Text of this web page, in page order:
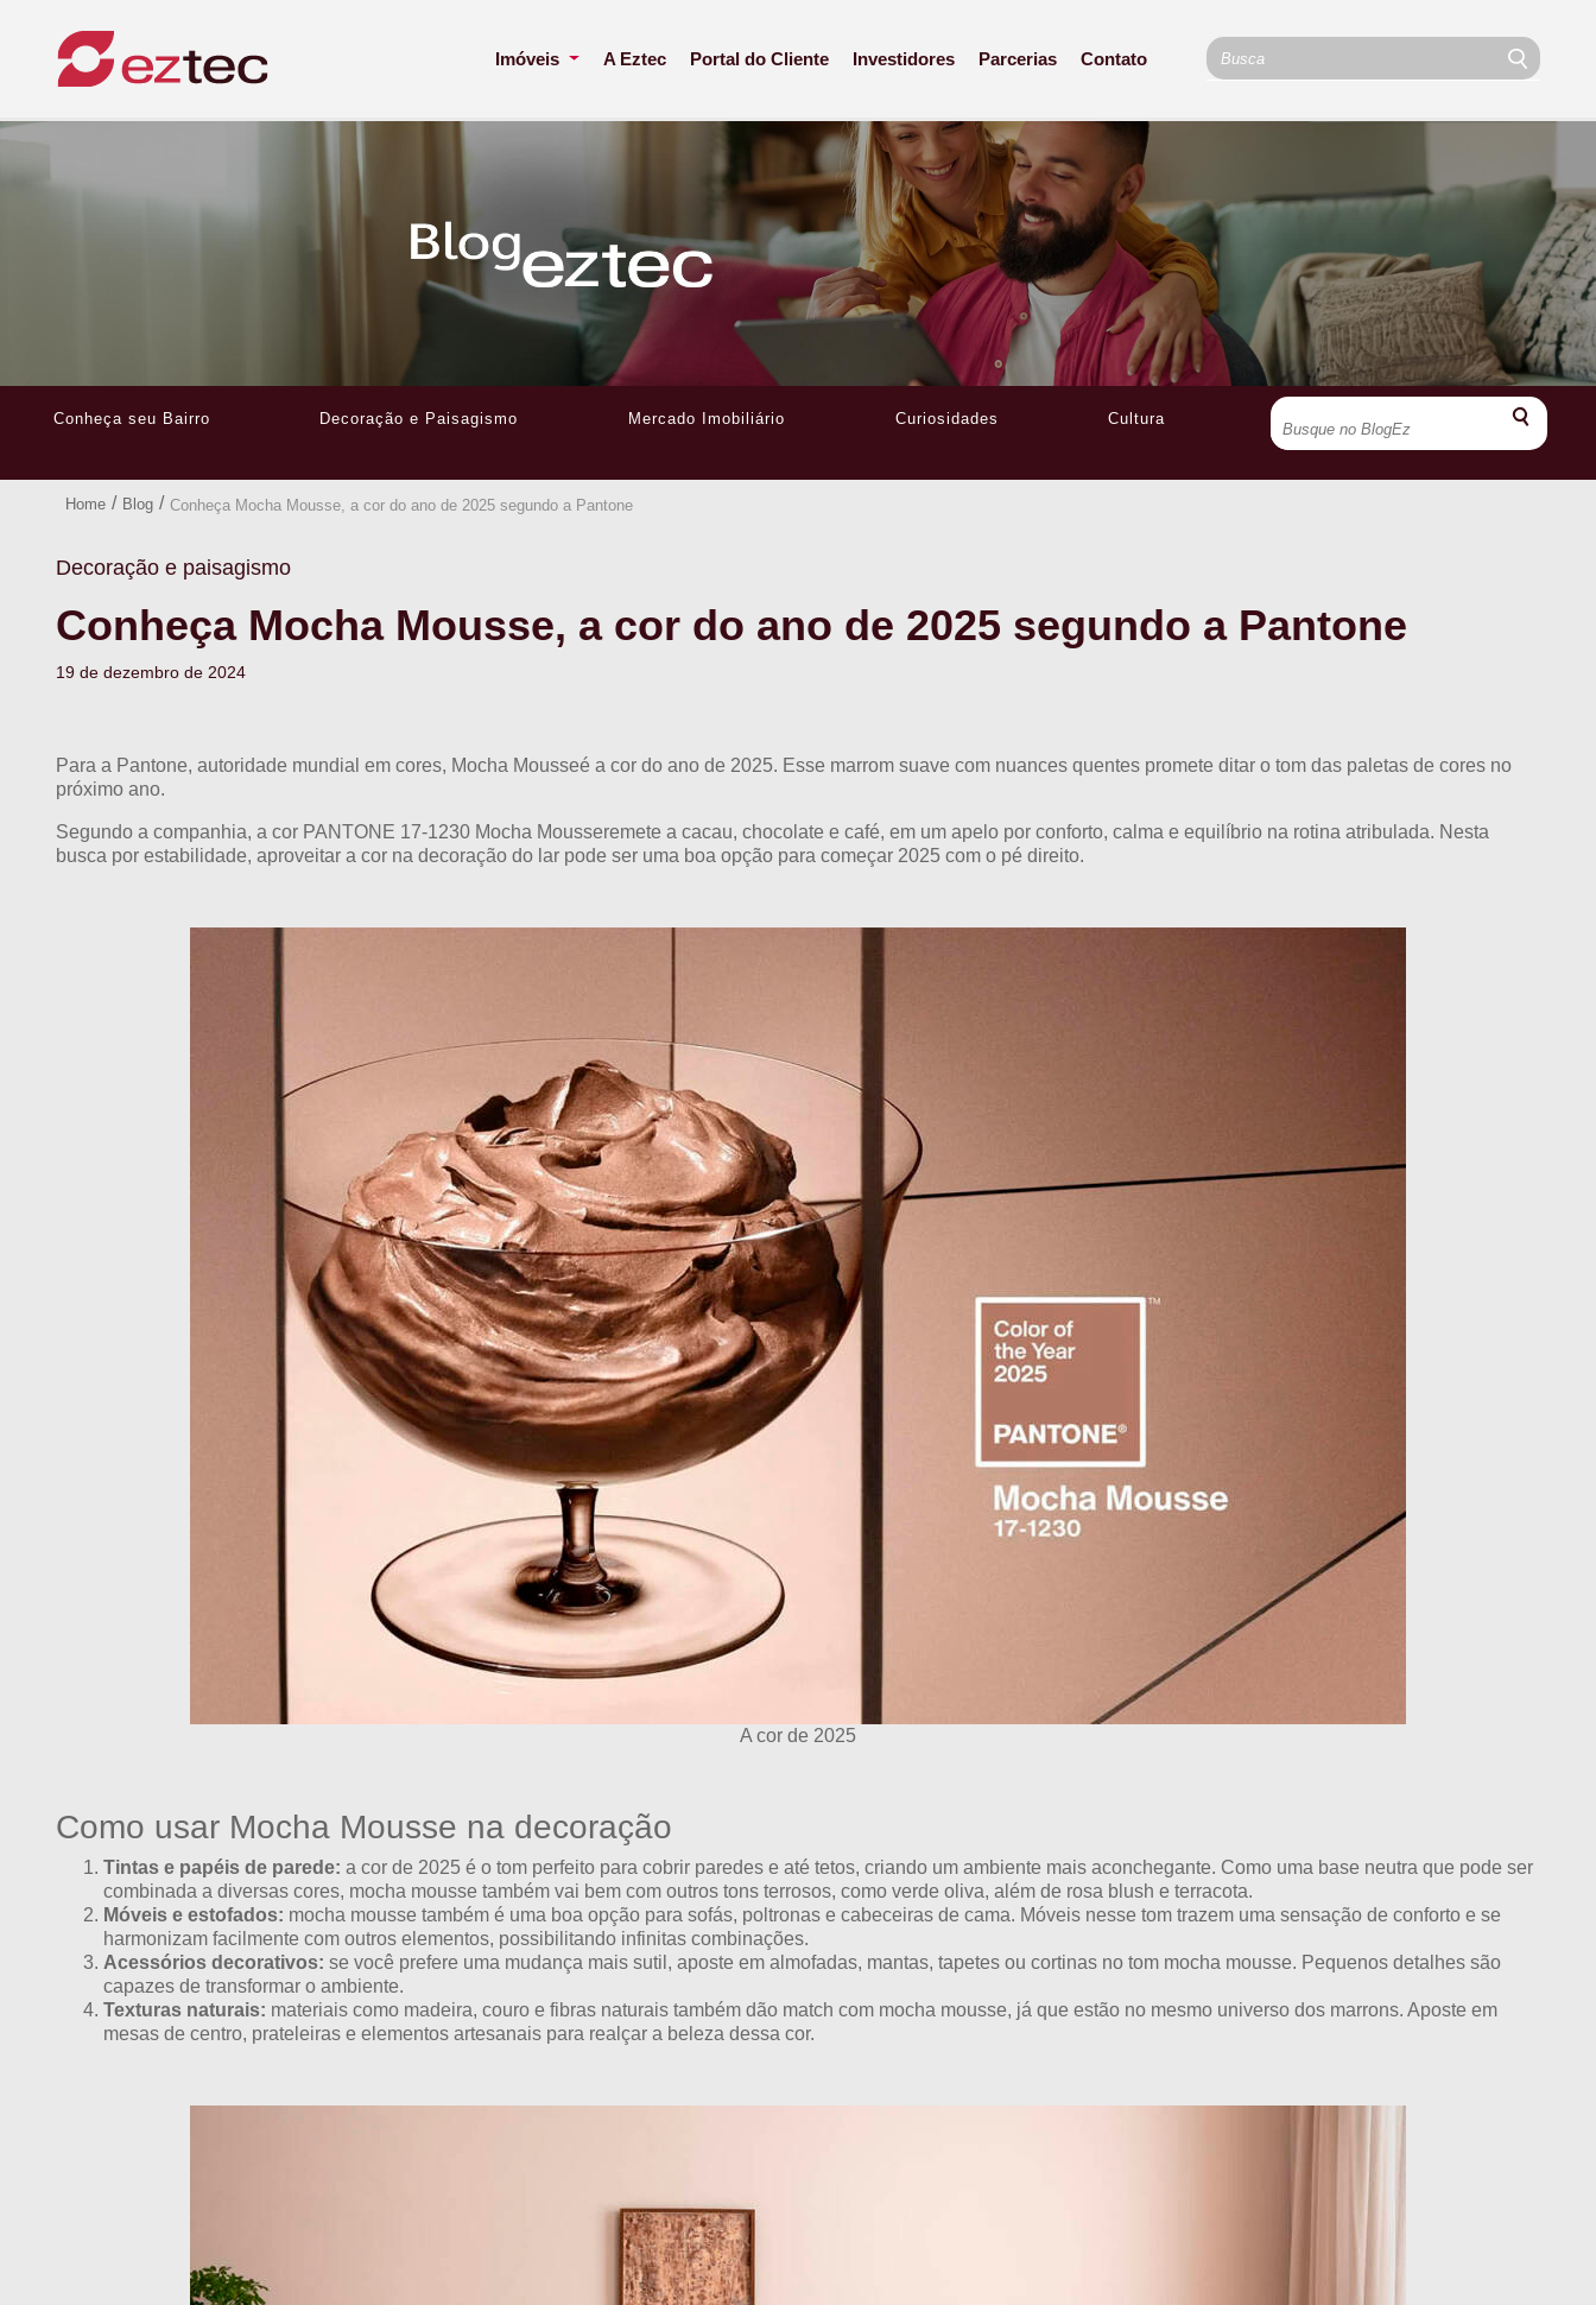
Imóveis A Eztec Portal do Cliente Investidores Parcerias Contato
Conheça seu Bairro Decoração e Paisagismo Mercado Imobiliário Curiosidades Cultura
Home / Blog / Conheça Mocha Mousse, a cor do ano de 2025 segundo a Pantone
Decoração e paisagismo
Conheça Mocha Mousse, a cor do ano de 2025 segundo a Pantone
19 de dezembro de 2024
Para a Pantone, autoridade mundial em cores, Mocha Mousseé a cor do ano de 2025. Esse marrom suave com nuances quentes promete ditar o tom das paletas de cores no
próximo ano.
Segundo a companhia, a cor PANTONE 17-1230 Mocha Mousseremete a cacau, chocolate e café, em um apelo por conforto, calma e equilíbrio na rotina atribulada. Nesta
busca por estabilidade, aproveitar a cor na decoração do lar pode ser uma boa opção para começar 2025 com o pé direito.
A cor de 2025
Como usar Mocha Mousse na decoração
Tintas e papéis de parede: a cor de 2025 é o tom perfeito para cobrir paredes e até tetos, criando um ambiente mais aconchegante. Como uma base neutra que pode ser
combinada a diversas cores, mocha mousse também vai bem com outros tons terrosos, como verde oliva, além de rosa blush e terracota.
Móveis e estofados: mocha mousse também é uma boa opção para sofás, poltronas e cabeceiras de cama. Móveis nesse tom trazem uma sensação de conforto e se
harmonizam facilmente com outros elementos, possibilitando infinitas combinações.
Acessórios decorativos: se você prefere uma mudança mais sutil, aposte em almofadas, mantas, tapetes ou cortinas no tom mocha mousse. Pequenos detalhes são
capazes de transformar o ambiente.
Texturas naturais: materiais como madeira, couro e fibras naturais também dão match com mocha mousse, já que estão no mesmo universo dos marrons. Aposte em
mesas de centro, prateleiras e elementos artesanais para realçar a beleza dessa cor.